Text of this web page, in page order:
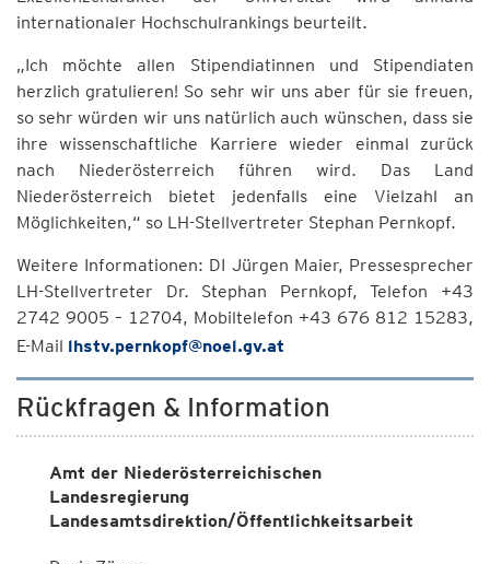
internationaler Hochschulrankings beurteilt.
„Ich möchte allen Stipendiatinnen und Stipendiaten
herzlich gratulieren! So sehr wir uns aber für sie freuen,
so sehr würden wir uns natürlich auch wünschen, dass sie
ihre wissenschaftliche Karriere wieder einmal zurück
nach Niederösterreich führen wird. Das Land
Niederösterreich bietet jedenfalls eine Vielzahl an
Möglichkeiten,“ so LH-Stellvertreter Stephan Pernkopf.
Weitere Informationen: DI Jürgen Maier, Pressesprecher
LH-Stellvertreter Dr. Stephan Pernkopf, Telefon +43
2742 9005 – 12704, Mobiltelefon +43 676 812 15283,
E-Mail lhstv.pernkopf@noel.gv.at
Rückfragen & Information
Amt der Niederösterreichischen
Landesregierung
Landesamtsdirektion/Öffentlichkeitsarbeit